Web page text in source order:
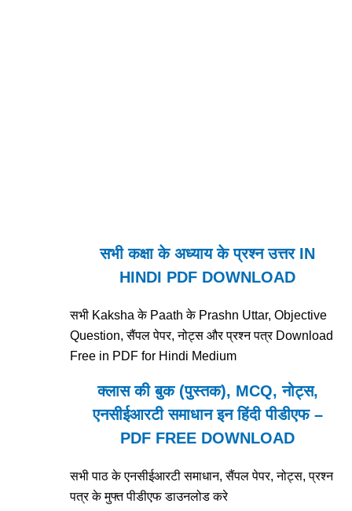
सभी कक्षा के अध्याय के प्रश्न उत्तर IN
HINDI PDF DOWNLOAD
सभी Kaksha के Paath के Prashn Uttar, Objective
Question, सैंपल पेपर, नोट्स और प्रश्न पत्र Download
Free in PDF for Hindi Medium
क्लास की बुक (पुस्तक), MCQ, नोट्स,
एनसीईआरटी समाधान इन हिंदी पीडीएफ –
PDF FREE DOWNLOAD
सभी पाठ के एनसीईआरटी समाधान, सैंपल पेपर, नोट्स, प्रश्न
पत्र के मुफ्त पीडीएफ डाउनलोड करे